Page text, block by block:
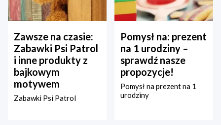
Zawsze na czasie:
Zabawki Psi Patrol
i inne produkty z
bajkowym
motywem
Zabawki Psi Patrol
Pomysł na: prezent
na 1 urodziny –
sprawdź nasze
propozycje!
Pomysł na prezent na 1
urodziny